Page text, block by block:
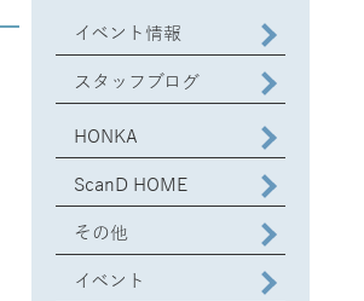
イベント情報
スタッフブログ
HONKA
ScanD HOME
その他
イベント